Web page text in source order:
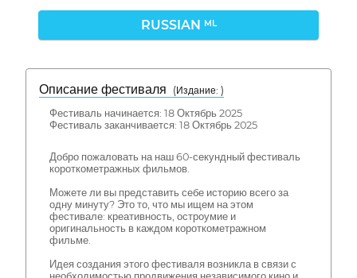
RUSSIAN ML
Описание фестиваля
( Издание: )
Фестиваль начинается: 18 Октябрь 2025
Фестиваль заканчивается: 18 Октябрь 2025
Добро пожаловать на наш 60-секундный фестиваль
короткометражных фильмов.
Можете ли вы представить себе историю всего за
одну минуту? Это то, что мы ищем на этом
фестивале: креативность, остроумие и
оригинальность в каждом короткометражном
фильме.
Идея создания этого фестиваля возникла в связи с